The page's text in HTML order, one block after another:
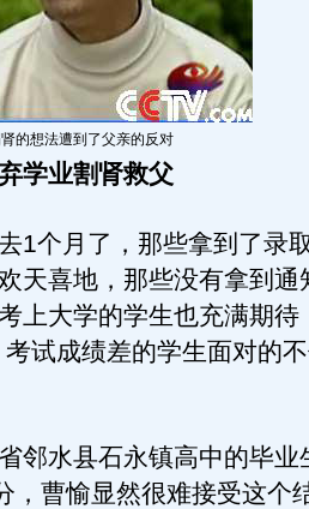
的想法遭到了父亲的反对
学业割肾救父
个月了，那些拿到了录
天喜地，那些没有拿到通
上大学的学生也充满期待
考试成绩差的学生面对的
水县石永镇高中的毕业
，曹愉显然很难接受这个